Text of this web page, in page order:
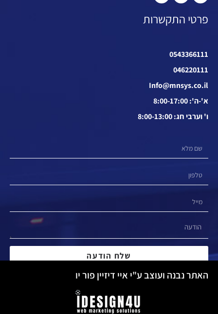
פרטי התקשרות
0543366111
046220111
Info@mnsys.co.il
א'-ה': 8:00-17:00
ו' וערבי חג: 8:00-13:00
שלח הודעה
האתר נבנה ועוצב ע"י איי דיזיין פור יו